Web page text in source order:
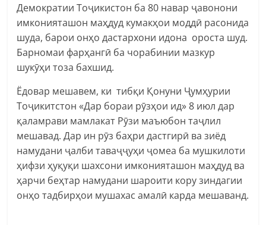
Демократии Тоҷикистон ба 80 навар ҷавонони
имконияташон маҳдуд кумакҳои моддӣ расонида
шуда, барои онҳо дастархони идона ороста шуд.
Барномаи фарҳангӣ ба чорабинии мазкур
шукӯҳи тоза бахшид.
Ёдовар мешавем, ки тибқи Қонуни Ҷумҳурии
Тоҷикитстон «Дар бораи рӯзҳои ид» 8 июл дар
қаламрави мамлакат Рӯзи маъюбон таҷлил
мешавад. Дар ин рӯз баҳри дастгирӣ ва зиёд
намудани ҷалби таваҷҷуҳи ҷомеа ба мушкилоти
ҳифзи ҳуқуқи шахсони имконияташон маҳдуд ва
ҳарчи беҳтар намудани шароити кору зиндагии
онҳо тадбирҳои мушахас амалӣ карда мешаванд.